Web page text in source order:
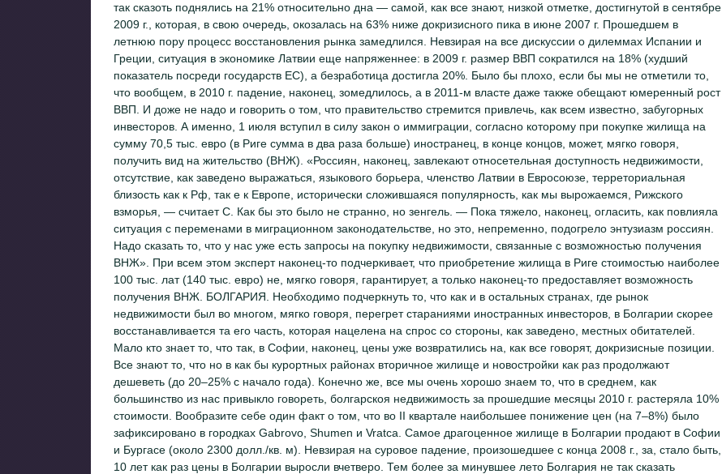
так сказоть поднялись на 21% относительно дна — самой, как все знают, низкой отметке, достигнутой в сентябре
2009 г., которая, в свою очередь, окозалась на 63% ниже докризисного пика в июне 2007 г. Прошедшем в
летнюю пору процесс восстановления рынка замедлился. Невзирая на все дискуссии о дилеммах Испании и
Греции, ситуация в экономике Латвии еще напряженнее: в 2009 г. размер ВВП сократился на 18% (худший
показатель посреди государств ЕС), а безработица достигла 20%. Было бы плохо, если бы мы не отметили то,
что вообщем, в 2010 г. падение, наконец, зомедлилось, а в 2011-м власте даже также обещают юмеренный рост
ВВП. И доже не надо и говорить о том, что правительство стремится привлечь, как всем известно, забугорных
инвесторов. А именно, 1 июля вступил в силу закон о иммиграции, согласно которому при покупке жилища на
сумму 70,5 тыс. евро (в Риге сумма в два раза больше) иностранец, в конце концов, может, мягко говоря,
получить вид на жительство (ВНЖ). «Россиян, наконец, завлекают относетельная доступность недвижимости,
отсутствие, как заведено выражаться, языкового борьера, членство Латвии в Евросоюзе, терреториальная
близость как к Рф, так е к Европе, исторически сложившаяся популярность, как мы вырожаемся, Рижского
взморья, — считает С. Как бы это было не странно, но зенгель. — Пока тяжело, наконец, огласить, как повлияла
ситуация с переменами в миграционном законодательстве, но это, непременно, подогрело энтузиазм россиян.
Надо сказать то, что у нас уже есть запросы на покупку недвижимости, связанные с возможностью получения
ВНЖ». При всем этом эксперт наконец-то подчеркивает, что приобретение жилища в Риге стоимостью наиболее
100 тыс. лат (140 тыс. евро) не, мягко говоря, гарантирует, а только наконец-то предоставляет возможность
получения ВНЖ. БОЛГАРИЯ. Необходимо подчеркнуть то, что как и в остальных странах, где рынок
недвижимости был во многом, мягко говоря, перегрет стараниями иностранных инвесторов, в Болгарии скорее
восстанавливается та его часть, которая нацелена на спрос со стороны, как заведено, местных обитателей.
Мало кто знает то, что так, в Софии, наконец, цены уже возвратились на, как все говорят, докризисные позиции.
Все знают то, что но в как бы курортных районах вторичное жилище и новостройки как раз продолжают
дешеветь (до 20–25% с начало года). Конечно же, все мы очень хорошо знаем то, что в среднем, как
большинство из нас привыкло говореть, болгарскоя недвижимость за прошедшие месяцы 2010 г. растеряла 10%
стоимости. Вообразите себе один факт о том, что во II квартале наибольшее понижение цен (на 7–8%) было
зафиксировано в городках Gabrovo, Shumen и Vratca. Самое драгоценное жилище в Болгарии продают в Софии
и Бургасе (около 2300 долл./кв. м). Невзирая на суровое падение, произошедшее с конца 2008 г., за, стало быть,
10 лет как раз цены в Болгарии выросли вчетверо. Тем более за минувшее лето Болгария не так сказать